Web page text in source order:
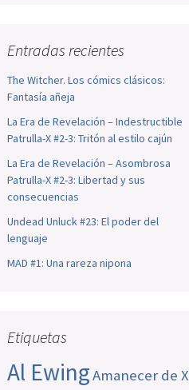
Entradas recientes
The Witcher. Los cómics clásicos:
Fantasía añeja
La Era de Revelación – Indestructible
Patrulla-X #2-3: Tritón al estilo cajún
La Era de Revelación – Asombrosa
Patrulla-X #2-3: Libertad y sus
consecuencias
Undead Unluck #23: El poder del
lenguaje
MAD #1: Una rareza nipona
Etiquetas
Al EwingAmanecer de X